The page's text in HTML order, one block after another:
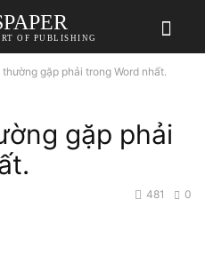
OF PUBLISHING
gặp phải trong Word nhất.
gặp phải
0
481